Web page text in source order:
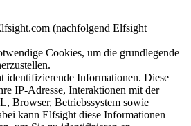
(nachfolgend Elfsight
Cookies, um die grundlegende
identifizierende Informationen. Diese
IP-Adresse, Interaktionen mit der
Browser, Betriebssystem sowie
kann Elfsight diese Informationen